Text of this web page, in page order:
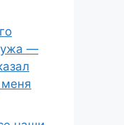
—
меня